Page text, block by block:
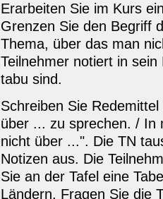
Erarbeiten Sie im Kurs
Grenzen Sie den Begriff
Thema, über das man
Teilnehmer notiert in
tabu sind.
Schreiben Sie
über ... zu sprechen. / In
nicht über ...". Die TN
Notizen aus. Die
Sie an der Tafel eine
Ländern. Fragen Sie die